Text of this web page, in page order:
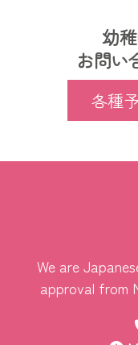
幼
お問い
各種
We are
approval from